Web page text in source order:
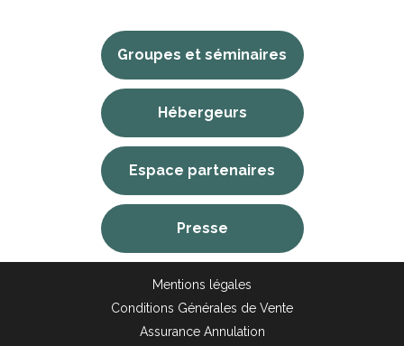
Groupes et séminaires
Hébergeurs
Espace partenaires
Presse
Mentions légales
Conditions Générales de Vente
Assurance Annulation